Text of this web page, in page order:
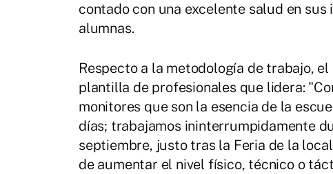
contado con una excelente salud en
alumnas.
Respecto a la metodología de trabajo,
plantilla de profesionales que lidera:
monitores que son la esencia de la
días; trabajamos ininterrumpidamente
septiembre, justo tras la Feria de la
de aumentar el nivel físico, técnico o